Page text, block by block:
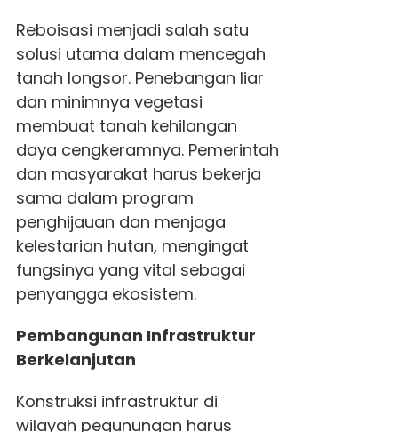
Reboisasi menjadi salah satu
solusi utama dalam mencegah
tanah longsor. Penebangan liar
dan minimnya vegetasi
membuat tanah kehilangan
daya cengkeramnya. Pemerintah
dan masyarakat harus bekerja
sama dalam program
penghijauan dan menjaga
kelestarian hutan, mengingat
fungsinya yang vital sebagai
penyangga ekosistem.
Pembangunan Infrastruktur
Berkelanjutan
Konstruksi infrastruktur di
wilayah pegunungan harus